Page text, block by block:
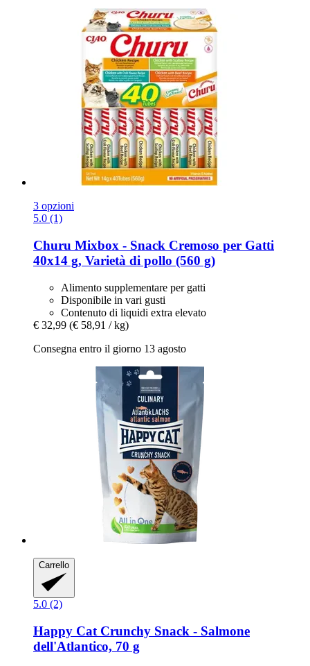
3 opzioni
5.0 (1)
Churu Mixbox -​ Snack Cremoso per Gatti
40x14 g, Varietà di pollo (560 g)
Alimento supplementare per gatti
Disponibile in vari gusti
Contenuto di liquidi extra elevato
€ 32,99 (€ 58,91 / kg)
Consegna entro il giorno 13 agosto
Carrello
5.0 (2)
Happy Cat Crunchy Snack -​ Salmone
dell'Atlantico, 70 g